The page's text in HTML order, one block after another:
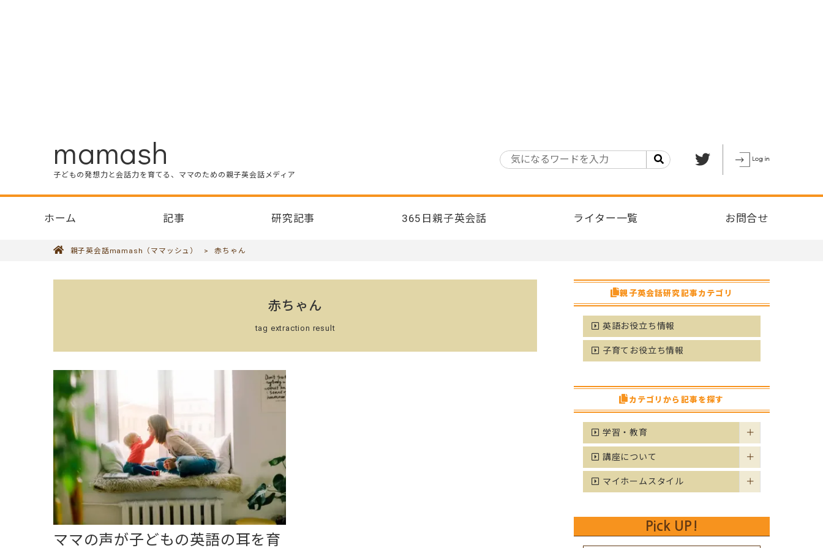
mamash
子どもの発想力と会話力を育てる、ママのための親子英会話メディア
ホーム 記事 研究記事 365日親子英会話 ライター一覧 お問合せ
親子英会話mamash（ママッシュ） > 赤ちゃん
赤ちゃん
tag extraction result
ママの声が子どもの英語の耳を育
親子英会話研究記事カテゴリ
英語お役立ち情報
子育てお役立ち情報
カテゴリから記事を探す
学習・教育
講座について
マイホームスタイル
Pick UP!